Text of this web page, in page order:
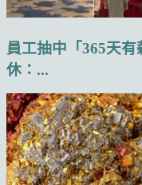
員工抽中「365天
休：...